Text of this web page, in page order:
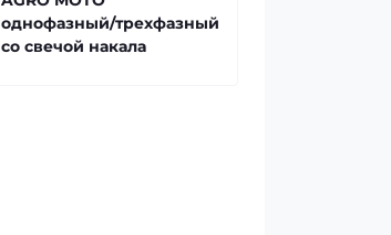
однофазный/трехфазный
со свечой накала